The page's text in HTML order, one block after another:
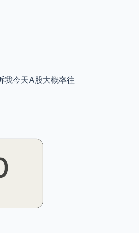
我今天A股大概率往